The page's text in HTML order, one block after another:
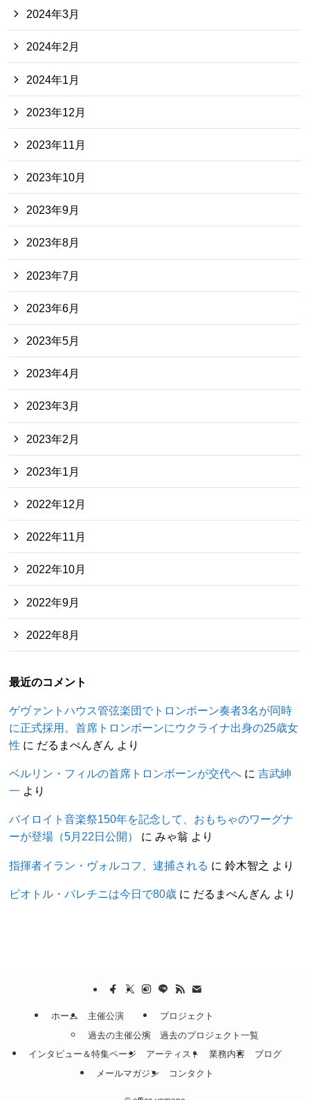
2024年3月
2024年2月
2024年1月
2023年12月
2023年11月
2023年10月
2023年9月
2023年8月
2023年7月
2023年6月
2023年5月
2023年4月
2023年3月
2023年2月
2023年1月
2022年12月
2022年11月
2022年10月
2022年9月
2022年8月
最近のコメント
ゲヴァントハウス管弦楽団でトロンボーン奏者3名が同時
に正式採用。首席トロンボーンにウクライナ出身の25歳女
性 に だるまぺんぎん より
ベルリン・フィルの首席トロンボーンが交代へ に吉武紳
一 より
バイロイト音楽祭150年を記念して、おもちゃのワーグナ
ーが登場（5月22日公開）
にみゃ翁 より
指揮者イラン・ヴォルコフ、逮捕される に鈴木智之 より
ピオトル・パレチニは今日で80歳 に だるまぺんぎん より
ホーム
主催公演
過去の主催公演
プロジェクト
過去のプロジェクト一覧
インタビュー＆特集ページ
アーティスト 業務内容
ブログ
メールマガジン
コンタクト